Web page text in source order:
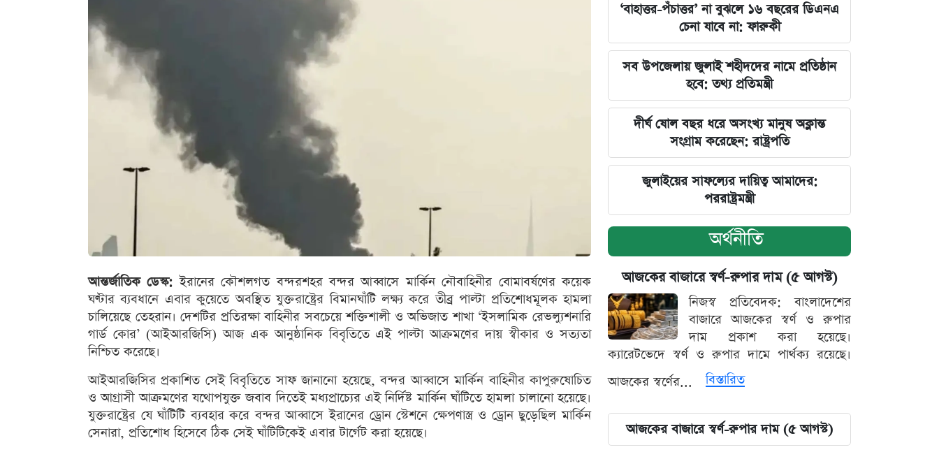
আন্তর্জাতিক ডেস্ক: ইরানের কৌশলগত বন্দরশহর বন্দর আব্বাসে মার্কিন নৌবাহিনীর বোমাবর্ষণের কয়েক
ঘণ্টার ব্যবধানে এবার কুয়েতে অবস্থিত যুক্তরাষ্ট্রের বিমানঘাঁটি লক্ষ্য করে তীব্র পাল্টা প্রতিশোধমূলক হামলা
চালিয়েছে তেহরান। দেশটির প্রতিরক্ষা বাহিনীর সবচেয়ে শক্তিশালী ও অভিজাত শাখা ‘ইসলামিক রেভল্যুশনারি
গার্ড কোর’ (আইআরজিসি) আজ এক আনুষ্ঠানিক বিবৃতিতে এই পাল্টা আক্রমণের দায় স্বীকার ও সত্যতা
নিশ্চিত করেছে।
আইআরজিসির প্রকাশিত সেই বিবৃতিতে সাফ জানানো হয়েছে, বন্দর আব্বাসে মার্কিন বাহিনীর কাপুরুষোচিত
ও আগ্রাসী আক্রমণের যথোপযুক্ত জবাব দিতেই মধ্যপ্রাচ্যের এই নির্দিষ্ট মার্কিন ঘাঁটিতে হামলা চালানো হয়েছে।
যুক্তরাষ্ট্রের যে ঘাঁটিটি ব্যবহার করে বন্দর আব্বাসে ইরানের ড্রোন স্টেশনে ক্ষেপণাস্ত্র ও ড্রোন ছুড়েছিল মার্কিন
সেনারা, প্রতিশোধ হিসেবে ঠিক সেই ঘাঁটিটিকেই এবার টার্গেট করা হয়েছে।
‘বাহাত্তর-পঁচাত্তর’ না বুঝলে ১৬ বছরের ডিএনএ
চেনা যাবে না: ফারুকী
সব উপজেলায় জুলাই শহীদদের নামে প্রতিষ্ঠান
হবে: তথ্য প্রতিমন্ত্রী
দীর্ঘ ষোল বছর ধরে অসংখ্য মানুষ অক্লান্ত
সংগ্রাম করেছেন: রাষ্ট্রপতি
জুলাইয়ের সাফল্যের দায়িত্ব আমাদের:
পররাষ্ট্রমন্ত্রী
অর্থনীতি
আজকের বাজারে স্বর্ণ-রুপার দাম (৫ আগস্ট)
নিজস্ব প্রতিবেদক: বাংলাদেশের
বাজারে আজকের স্বর্ণ ও রুপার
দাম প্রকাশ করা হয়েছে।
ক্যারেটভেদে স্বর্ণ ও রুপার দামে পার্থক্য রয়েছে।
আজকের স্বর্ণের...
বিস্তারিত
আজকের বাজারে স্বর্ণ-রুপার দাম (৫ আগস্ট)